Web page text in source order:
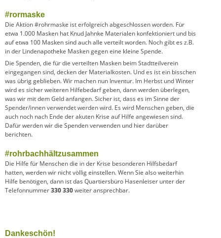
#rormaske
Die Aktion #rohrmaske ist erfolgreich abgeschlossen worden. Für
etwa 1.000 Masken hat Knud Jahnke Materialen konfektioniert und bis
auf etwa 100 Masken sind auch alle verteilt worden. Noch gibt es z.B.
in der Lindenapotheke Masken gegen eine kleine Spende.
Die Spenden, die für die verteilten Masken beim Stadtteilverein
eingegangen sind, decken der Materialkosten. Und es ist ein bisschen
was übrig geblieben. Wir machen nun Inventur. Im Herbst und Winter
wird es sicher weiteren Hilfebedarf geben, dann werden überlegen,
was wir mit dem Geld anfangen. Sicher ist, dass es im Sinne der
Spender/innen verwendet werden wird. Es wird Menschen geben, die
auch noch nach Ende der akuten Krise auf Hilfe angewiesen sind.
Dafür werden wir die Spenden verwenden und hier darüber
berichten.
#rohrbachhältzusammen
Die Hilfe für Menschen die in der Krise besonderen Hilfsbedarf
hatten, werden wir nicht völlig einstellen. Wenn Sie also weiterhin
Hilfe benötigen, dann ist das Quartiersbüro Hasenleiser unter der
Telefonnummer330 330weiter ansprechbar.
Dankeschön!